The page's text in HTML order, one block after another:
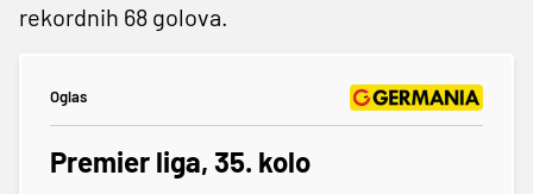
rekordnih 68 golova.
Oglas
Premier liga, 35. kolo